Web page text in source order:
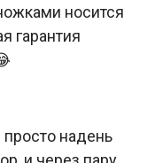
носится
гарантия
просто надень